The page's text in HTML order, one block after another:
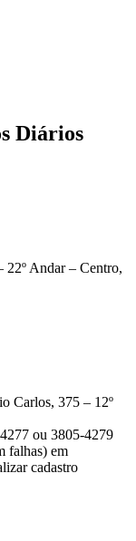
Diários
Andar – Centro,
Carlos, 375 – 12º
ou 3805-4279
falhas) em
cadastro